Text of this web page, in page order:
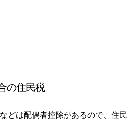
の住民税
どは配偶者控除があるので、住民